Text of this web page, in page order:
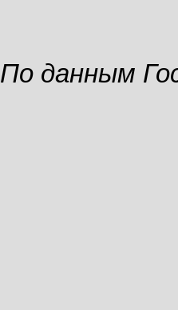
По данным